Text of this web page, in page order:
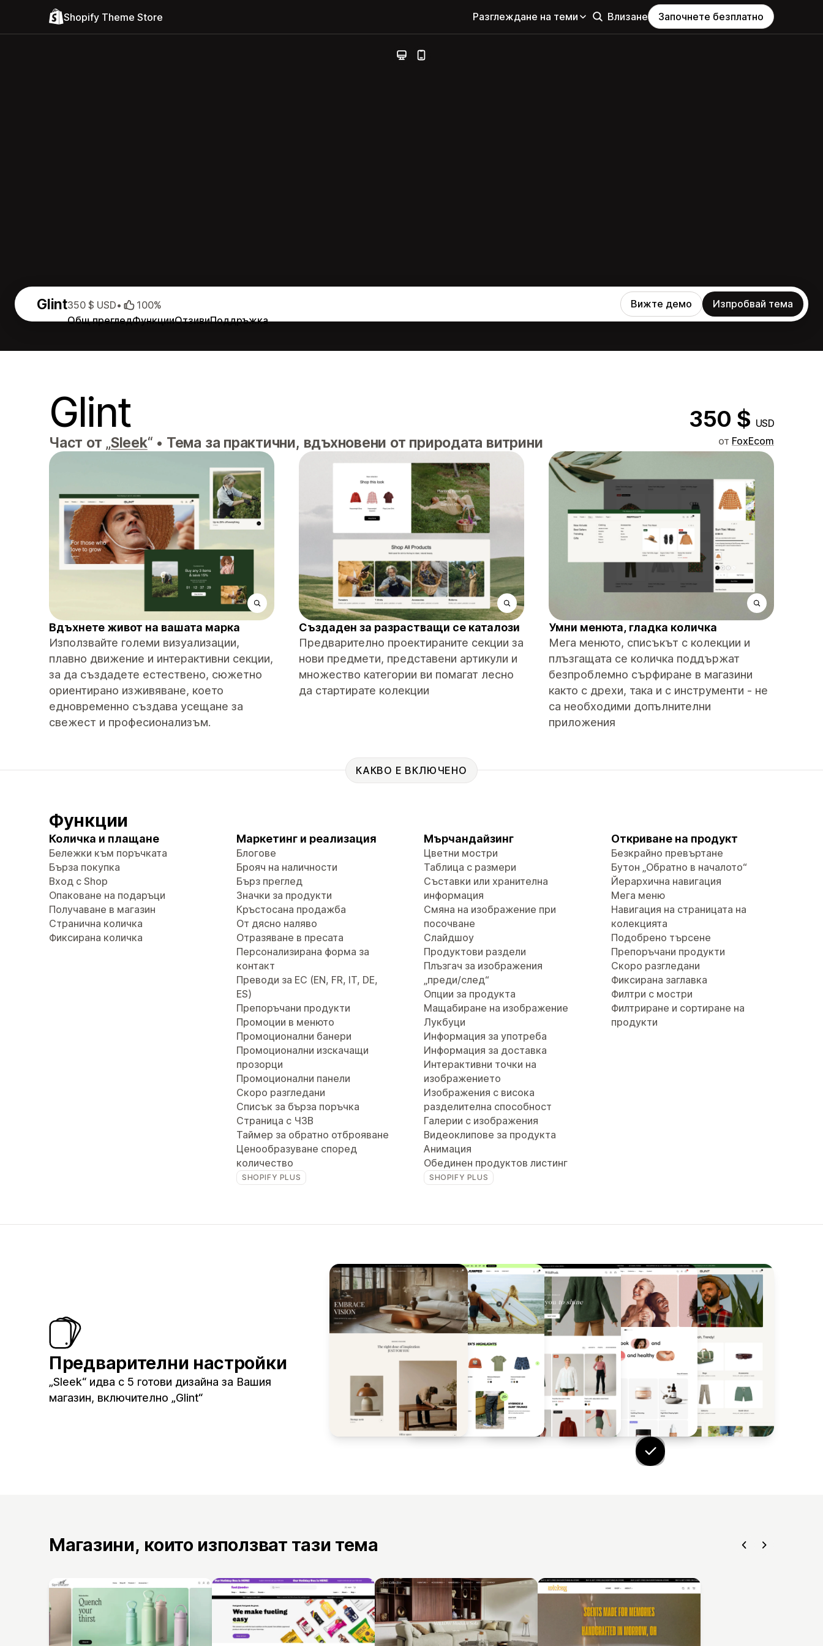
Shopify Theme Store Разглеждане на теми Влизане Започнете безплатно
Glint
Общ прегледФункцииОтзивиПоддръжка
350 $ USD• 100% Вижте демо Изпробвай тема
Glint 350 $ USD
Част от „Sleek“ • Тема за практични, вдъхновени от природата витрини от FoxEcom
Вдъхнете живот на вашата марка
Използвайте големи визуализации,
плавно движение и интерактивни секции,
за да създадете естествено, сюжетно
ориентирано изживяване, което
едновременно създава усещане за
свежест и професионализъм.
Създаден за разрастващи се каталози
Предварително проектираните секции за
нови предмети, представени артикули и
множество категории ви помагат лесно
да стартирате колекции
Умни менюта, гладка количка
Мега менюто, списъкът с колекции и
плъзгащата се количка поддържат
безпроблемно сърфиране в магазини
както с дрехи, така и с инструменти - не
са необходими допълнителни
приложения
КАКВО Е ВКЛЮЧЕНО
Функции
Количка и плащане
Бележки към поръчката
Бърза покупка
Вход с Shop
Опаковане на подаръци
Получаване в магазин
Странична количка
Фиксирана количка
Маркетинг и реализация
Блогове
Брояч на наличности
Бърз преглед
Значки за продукти
Кръстосана продажба
От дясно наляво
Отразяване в пресата
Персонализирана форма за
контакт
Преводи за ЕС (EN, FR, IT, DE,
ES)
Препоръчани продукти
Промоции в менюто
Промоционални банери
Промоционални изскачащи
прозорци
Промоционални панели
Скоро разгледани
Списък за бърза поръчка
Страница с ЧЗВ
Таймер за обратно отброяване
Ценообразуване според
количество
SHOPIFY PLUS
Мърчандайзинг
Цветни мостри
Таблица с размери
Съставки или хранителна
информация
Смяна на изображение при
посочване
Слайдшоу
Продуктови раздели
Плъзгач за изображения
„преди/след“
Опции за продукта
Мащабиране на изображение
Лукбуци
Информация за употреба
Информация за доставка
Интерактивни точки на
изображението
Изображения с висока
разделителна способност
Галерии с изображения
Видеоклипове за продукта
Анимация
Обединен продуктов листинг
SHOPIFY PLUS
Откриване на продукт
Безкрайно превъртане
Бутон „Обратно в началото“
Йерархична навигация
Мега меню
Навигация на страницата на
колекцията
Подобрено търсене
Препоръчани продукти
Скоро разгледани
Фиксирана заглавка
Филтри с мостри
Филтриране и сортиране на
продукти
Предварителни настройки
„Sleek“ идва с 5 готови дизайна за Вашия
магазин, включително „Glint“
Магазини, които използват тази тема